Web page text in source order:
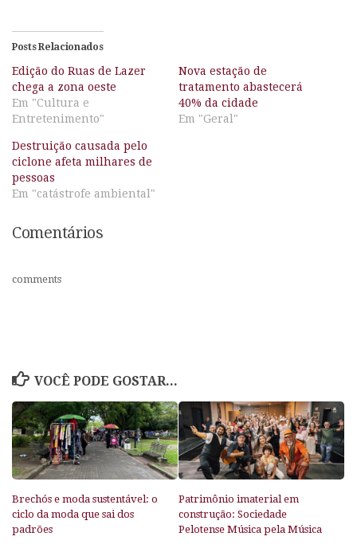
Posts Relacionados
Edição do Ruas de Lazer
chega a zona oeste
Em "Cultura e
Entretenimento"
Nova estação de
tratamento abastecerá
40% da cidade
Em "Geral"
Destruição causada pelo
ciclone afeta milhares de
pessoas
Em "catástrofe ambiental"
Comentários
comments
VOCÊ PODE GOSTAR...
Brechós e moda sustentável: o
ciclo da moda que sai dos
padrões
Patrimônio imaterial em
construção: Sociedade
Pelotense Música pela Música